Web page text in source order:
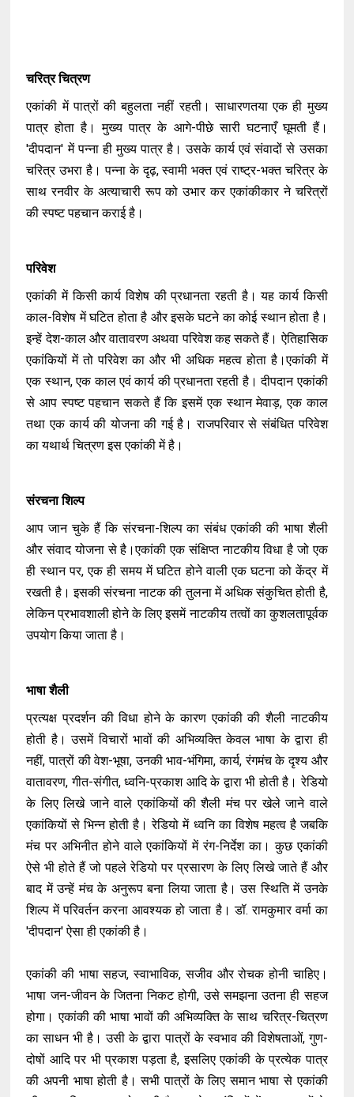
चरित्र चित्रण
एकांकी में पात्रों की बहुलता नहीं रहती। साधारणतया एक ही मुख्य
पात्र होता है। मुख्य पात्र के आगे-पीछे सारी घटनाएँ घूमती हैं।
'दीपदान' में पन्ना ही मुख्य पात्र है। उसके कार्य एवं संवादों से उसका
चरित्र उभरा है। पन्ना के दृढ़, स्वामी भक्त एवं राष्ट्र-भक्त चरित्र के
साथ रनवीर के अत्याचारी रूप को उभार कर एकांकीकार ने चरित्रों
की स्पष्ट पहचान कराई है।
परिवेश
एकांकी में किसी कार्य विशेष की प्रधानता रहती है। यह कार्य किसी
काल-विशेष में घटित होता है और इसके घटने का कोई स्थान होता है।
इन्हें देश-काल और वातावरण अथवा परिवेश कह सकते हैं। ऐतिहासिक
एकांकियों में तो परिवेश का और भी अधिक महत्व होता है।एकांकी में
एक स्थान, एक काल एवं कार्य की प्रधानता रहती है। दीपदान एकांकी
से आप स्पष्ट पहचान सकते हैं कि इसमें एक स्थान मेवाड़, एक काल
तथा एक कार्य की योजना की गई है। राजपरिवार से संबंधित परिवेश
का यथार्थ चित्रण इस एकांकी में है।
संरचना शिल्प
आप जान चुके हैं कि संरचना-शिल्प का संबंध एकांकी की भाषा शैली
और संवाद योजना से है।एकांकी एक संक्षिप्त नाटकीय विधा है जो एक
ही स्थान पर, एक ही समय में घटित होने वाली एक घटना को केंद्र में
रखती है। इसकी संरचना नाटक की तुलना में अधिक संकुचित होती है,
लेकिन प्रभावशाली होने के लिए इसमें नाटकीय तत्वों का कुशलतापूर्वक
उपयोग किया जाता है।
भाषा शैली
प्रत्यक्ष प्रदर्शन की विधा होने के कारण एकांकी की शैली नाटकीय
होती है। उसमें विचारों भावों की अभिव्यक्ति केवल भाषा के द्वारा ही
नहीं, पात्रों की वेश-भूषा, उनकी भाव-भंगिमा, कार्य, रंगमंच के दृश्य और
वातावरण, गीत-संगीत, ध्वनि-प्रकाश आदि के द्वारा भी होती है। रेडियो
के लिए लिखे जाने वाले एकांकियों की शैली मंच पर खेले जाने वाले
एकांकियों से भिन्न होती है। रेडियो में ध्वनि का विशेष महत्व है जबकि
मंच पर अभिनीत होने वाले एकांकियों में रंग-निर्देश का। कुछ एकांकी
ऐसे भी होते हैं जो पहले रेडियो पर प्रसारण के लिए लिखे जाते हैं और
बाद में उन्हें मंच के अनुरूप बना लिया जाता है। उस स्थिति में उनके
शिल्प में परिवर्तन करना आवश्यक हो जाता है। डॉ. रामकुमार वर्मा का
'दीपदान' ऐसा ही एकांकी है।
एकांकी की भाषा सहज, स्वाभाविक, सजीव और रोचक होनी चाहिए।
भाषा जन-जीवन के जितना निकट होगी, उसे समझना उतना ही सहज
होगा। एकांकी की भाषा भावों की अभिव्यक्ति के साथ चरित्र-चित्रण
का साधन भी है। उसी के द्वारा पात्रों के स्वभाव की विशेषताओं, गुण-
दोषों आदि पर भी प्रकाश पड़ता है, इसलिए एकांकी के प्रत्येक पात्र
की अपनी भाषा होती है। सभी पात्रों के लिए समान भाषा से एकांकी